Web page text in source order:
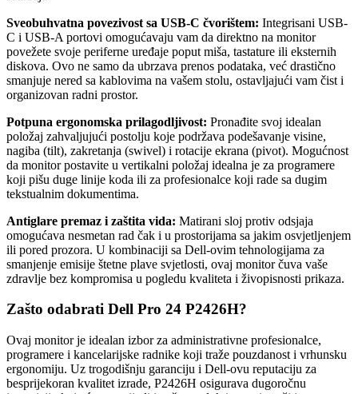
Sveobuhvatna povezivost sa USB-C čvorištem: Integrisani USB-
C i USB-A portovi omogućavaju vam da direktno na monitor
povežete svoje periferne uređaje poput miša, tastature ili eksternih
diskova. Ovo ne samo da ubrzava prenos podataka, već drastično
smanjuje nered sa kablovima na vašem stolu, ostavljajući vam čist i
organizovan radni prostor.
Potpuna ergonomska prilagodljivost: Pronađite svoj idealan
položaj zahvaljujući postolju koje podržava podešavanje visine,
nagiba (tilt), zakretanja (swivel) i rotacije ekrana (pivot). Mogućnost
da monitor postavite u vertikalni položaj idealna je za programere
koji pišu duge linije koda ili za profesionalce koji rade sa dugim
tekstualnim dokumentima.
Antiglare premaz i zaštita vida: Matirani sloj protiv odsjaja
omogućava nesmetan rad čak i u prostorijama sa jakim osvjetljenjem
ili pored prozora. U kombinaciji sa Dell-ovim tehnologijama za
smanjenje emisije štetne plave svjetlosti, ovaj monitor čuva vaše
zdravlje bez kompromisa u pogledu kvaliteta i živopisnosti prikaza.
Zašto odabrati Dell Pro 24 P2426H?
Ovaj monitor je idealan izbor za administrativne profesionalce,
programere i kancelarijske radnike koji traže pouzdanost i vrhunsku
ergonomiju. Uz trogodišnju garanciju i Dell-ovu reputaciju za
besprijekoran kvalitet izrade, P2426H osigurava dugoročnu